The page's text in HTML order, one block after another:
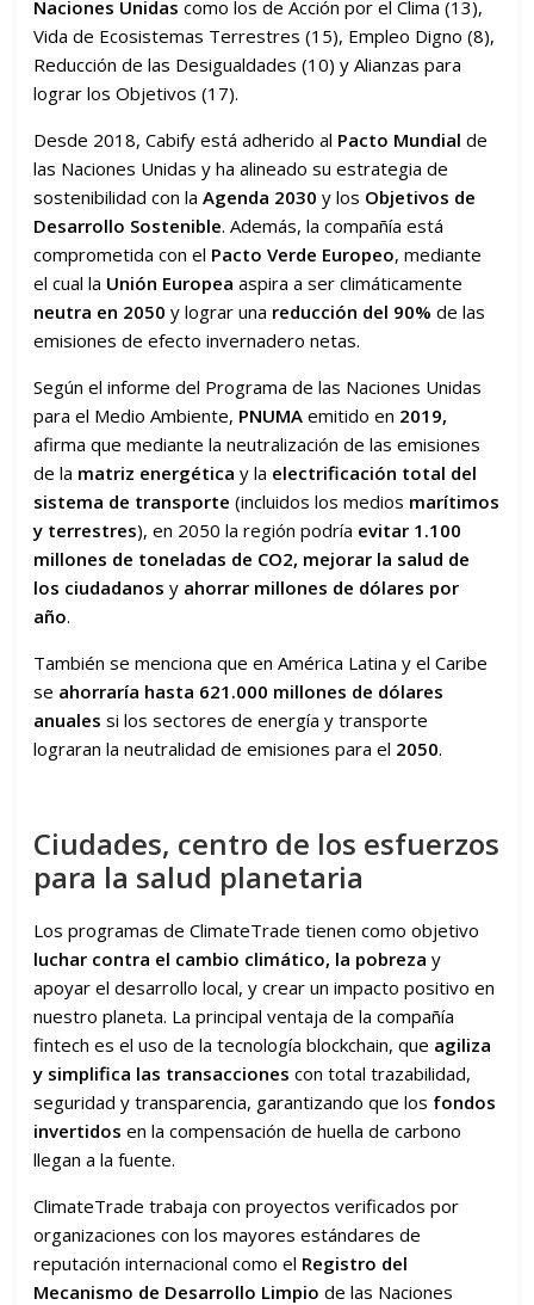
Naciones Unidascomo los de Acción por el Clima (13),
Vida de Ecosistemas Terrestres (15), Empleo Digno (8),
Reducción de las Desigualdades (10) y Alianzas para
lograr los Objetivos (17).
Desde 2018, Cabify está adherido al Pacto Mundial de
las Naciones Unidas y ha alineado su estrategia de
sostenibilidad con laAgenda 2030y los Objetivos de
Desarrollo Sostenible. Además, la compañía está
comprometida con el Pacto Verde Europeo, mediante
el cual la Unión Europea aspira a ser climáticamente
neutra en 2050 y lograr una reducción del 90% de las
emisiones de efecto invernadero netas.
Según el informe del Programa de las Naciones Unidas
para el Medio Ambiente, PNUMA emitido en 2019,
afirma que mediante la neutralización de las emisiones
de la matriz energética y la electrificación total del
sistema de transporte(incluidos los medios marítimos
y terrestres), en 2050 la región podría evitar 1.100
millones de toneladas de CO2, mejorar la salud de
los ciudadanos y ahorrar millones de dólares por
año.
También se menciona que en América Latina y el Caribe
se ahorraría hasta 621.000 millones de dólares
anualessi los sectores de energía y transporte
lograran la neutralidad de emisiones para el 2050.
Ciudades, centro de los esfuerzos
para la salud planetaria
Los programas de ClimateTrade tienen como objetivo
luchar contra el cambio climático, la pobreza y
apoyar el desarrollo local, y crear un impacto positivo en
nuestro planeta. La principal ventaja de la compañía
fintech es el uso de la tecnología blockchain, que agiliza
y simplifica las transaccionescon total trazabilidad,
seguridad y transparencia, garantizando que los fondos
invertidosen la compensación de huella de carbono
llegan a la fuente.
ClimateTrade trabaja con proyectos verificados por
organizaciones con los mayores estándares de
reputación internacional como el Registro del
Mecanismo de Desarrollo Limpiode las Naciones